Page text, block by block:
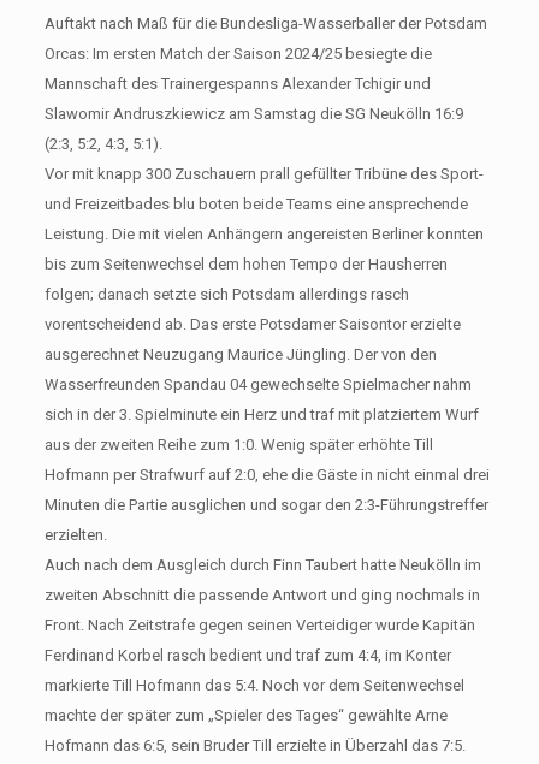
Auftakt nach Maß für die Bundesliga-Wasserballer der Potsdam
Orcas: Im ersten Match der Saison 2024/25 besiegte die
Mannschaft des Trainergespanns Alexander Tchigir und
Slawomir Andruszkiewicz am Samstag die SG Neukölln 16:9
(2:3, 5:2, 4:3, 5:1).
Vor mit knapp 300 Zuschauern prall gefüllter Tribüne des Sport-
und Freizeitbades blu boten beide Teams eine ansprechende
Leistung. Die mit vielen Anhängern angereisten Berliner konnten
bis zum Seitenwechsel dem hohen Tempo der Hausherren
folgen; danach setzte sich Potsdam allerdings rasch
vorentscheidend ab. Das erste Potsdamer Saisontor erzielte
ausgerechnet Neuzugang Maurice Jüngling. Der von den
Wasserfreunden Spandau 04 gewechselte Spielmacher nahm
sich in der 3. Spielminute ein Herz und traf mit platziertem Wurf
aus der zweiten Reihe zum 1:0. Wenig später erhöhte Till
Hofmann per Strafwurf auf 2:0, ehe die Gäste in nicht einmal drei
Minuten die Partie ausglichen und sogar den 2:3-Führungstreffer
erzielten.
Auch nach dem Ausgleich durch Finn Taubert hatte Neukölln im
zweiten Abschnitt die passende Antwort und ging nochmals in
Front. Nach Zeitstrafe gegen seinen Verteidiger wurde Kapitän
Ferdinand Korbel rasch bedient und traf zum 4:4, im Konter
markierte Till Hofmann das 5:4. Noch vor dem Seitenwechsel
machte der später zum „Spieler des Tages“ gewählte Arne
Hofmann das 6:5, sein Bruder Till erzielte in Überzahl das 7:5.